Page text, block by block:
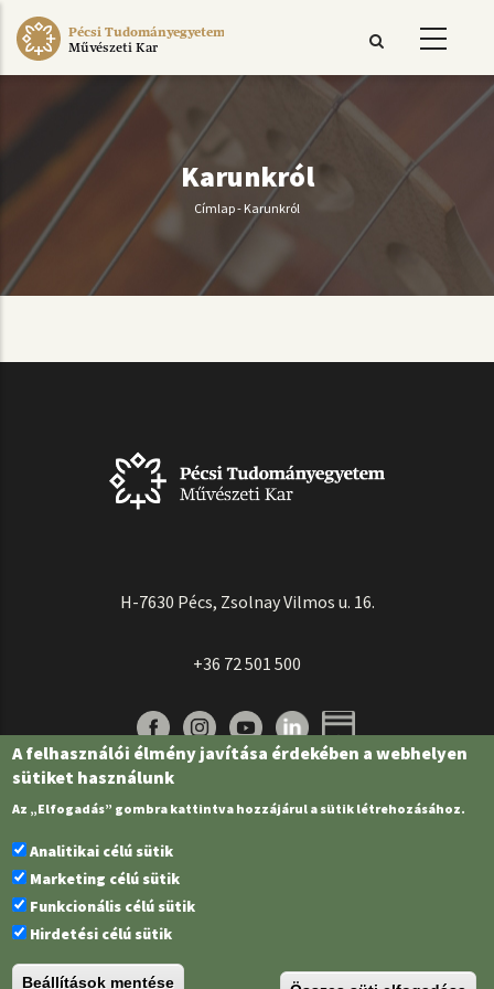
Ugrás
Pécsi Tudományegyetem
Művészeti Kar
Karunkról
Morzsa
Címlap- Karunkról
H-7630 Pécs, Zsolnay Vilmos u. 16.
+36 72 501 500
Pécsi Tudományegyetem | Kancellária |
A felhasználói élmény javítása érdekében a webhelyen
sütiket használunk
Az „Elfogadás” gombra kattintva hozzájárul a sütik létrehozásához.
Analitikai célú sütik
Marketing célú sütik
Funkcionális célú sütik
Hirdetési célú sütik
Beállítások mentése